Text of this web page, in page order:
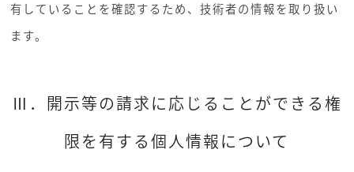
有していることを確認するため、技術者の情報を取り扱い
ます。
Ⅲ．開示等の請求に応じることができる権
限を有する個人情報について